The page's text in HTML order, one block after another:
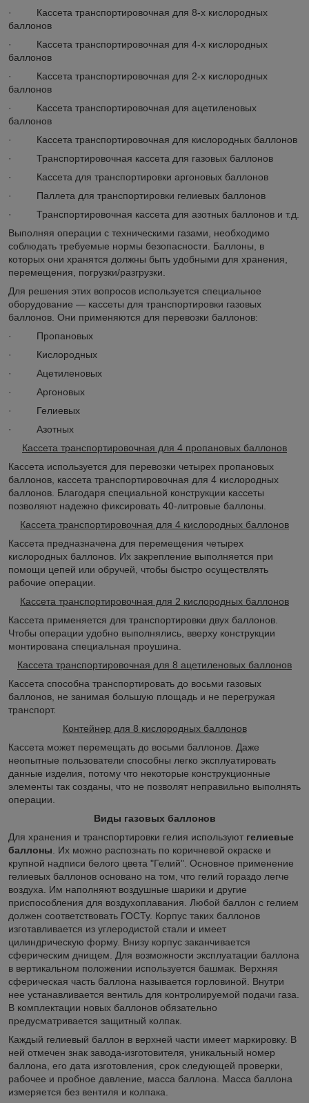
· Кассета транспортировочная для 8-х кислородных
баллонов
· Кассета транспортировочная для 4-х кислородных
баллонов
· Кассета транспортировочная для 2-х кислородных
баллонов
· Кассета транспортировочная для ацетиленовых
баллонов
· Кассета транспортировочная для кислородных баллонов
· Транспортировочная кассета для газовых баллонов
· Кассета для транспортировки аргоновых баллонов
· Паллета для транспортировки гелиевых баллонов
· Транспортировочная кассета для азотных баллонов и т.д.
Выполняя операции с техническими газами, необходимо
соблюдать требуемые нормы безопасности. Баллоны, в
которых они хранятся должны быть удобными для хранения,
перемещения, погрузки/разгрузки.
Для решения этих вопросов используется специальное
оборудование ― кассеты для транспортировки газовых
баллонов. Они применяются для перевозки баллонов:
· Пропановых
· Кислородных
· Ацетиленовых
· Аргоновых
· Гелиевых
· Азотных
Кассета транспортировочная для 4 пропановых баллонов
Кассета используется для перевозки четырех пропановых
баллонов, кассета транспортировочная для 4 кислородных
баллонов. Благодаря специальной конструкции кассеты
позволяют надежно фиксировать 40-литровые баллоны.
Кассета транспортировочная для 4 кислородных баллонов
Кассета предназначена для перемещения четырех
кислородных баллонов. Их закрепление выполняется при
помощи цепей или обручей, чтобы быстро осуществлять
рабочие операции.
Кассета транспортировочная для 2 кислородных баллонов
Кассета применяется для транспортировки двух баллонов.
Чтобы операции удобно выполнялись, вверху конструкции
монтирована специальная проушина.
Кассета транспортировочная для 8 ацетиленовых баллонов
Кассета способна транспортировать до восьми газовых
баллонов, не занимая большую площадь и не перегружая
транспорт.
Контейнер для 8 кислородных баллонов
Кассета может перемещать до восьми баллонов. Даже
неопытные пользователи способны легко эксплуатировать
данные изделия, потому что некоторые конструкционные
элементы так созданы, что не позволят неправильно выполнять
операции.
Виды газовых баллонов
Для хранения и транспортировки гелия используют гелиевые
баллоны . Их можно распознать по коричневой окраске и
крупной надписи белого цвета "Гелий". Основное применение
гелиевых баллонов основано на том, что гелий гораздо легче
воздуха. Им наполняют воздушные шарики и другие
приспособления для воздухоплавания. Любой баллон с гелием
должен соответствовать ГОСТу. Корпус таких баллонов
изготавливается из углеродистой стали и имеет
цилиндрическую форму. Внизу корпус заканчивается
сферическим днищем. Для возможности эксплуатации баллона
в вертикальном положении используется башмак. Верхняя
сферическая часть баллона называется горловиной. Внутри
нее устанавливается вентиль для контролируемой подачи газа.
В комплектации новых баллонов обязательно
предусматривается защитный колпак.
Каждый гелиевый баллон в верхней части имеет маркировку. В
ней отмечен знак завода-изготовителя, уникальный номер
баллона, его дата изготовления, срок следующей проверки,
рабочее и пробное давление, масса баллона. Масса баллона
измеряется без вентиля и колпака.